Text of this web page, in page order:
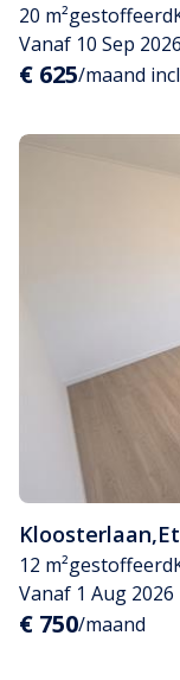
20 m²gestoffeerd
Vanaf 10 Sep 2026
€ 625/maand
Kloosterlaan,
12 m²gestoffeerd
Vanaf 1 Aug 2026
€ 750/maand